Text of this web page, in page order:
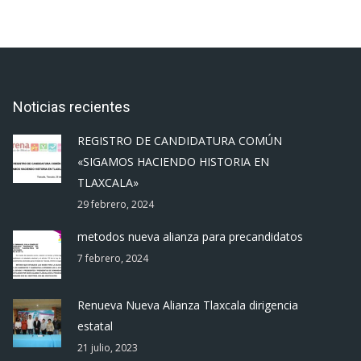
Noticias recientes
REGISTRO DE CANDIDATURA COMÚN
«SIGAMOS HACIENDO HISTORIA EN
TLAXCALA»
29 febrero, 2024
metodos nueva alianza para precandidatos
7 febrero, 2024
Renueva Nueva Alianza Tlaxcala dirigencia
estatal
21 julio, 2023